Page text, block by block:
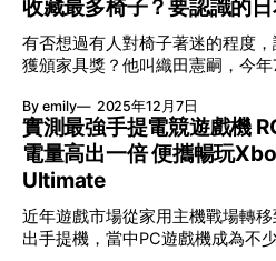
溢暖意。
拍出來的效果更加有趣。來到香
級餐廳，而是展露最貼地的一面
淨」的美食攝影來說幾乎是冒犯，
新鮮在香港的定義。
過一個重要的建築項目提案。 Frank Gehry亞洲首個未完全設
計概念 2000年代初，太古地產邀請Frank Gehry參與西九文化
區競賽，提議在中環發展文化設
他花了9個月時間完成設計，為金
藝術博物館提案，壯觀程度有如其
Museum Bilbao。若建成則會成為
目，可惜最終遭政府否決。 Frank Gehry提案遭政府否決？ 這
個不曾實現的設計是一座以鋼架
物館。建築由多個展廳及劇場空間
足當代世界級博物館需求並能盡
標要求需有天篷設計而太古拒絕改
收藏最多椅子？要認識的
有否想過有人對椅子著迷的程度
獲頒家具獎？他叫織田憲嗣，今
CHAIRS椅子研究室，至今已收藏
子，他還收藏近4,000件陶器，另
2萬件藏品。 織田憲嗣用7倍薪水買名椅！ 為何會花大輩子在
家具上？這大概受其父親影響。父
高島屋宣傳部工作時，織田憲嗣
30萬日圓，雖有9折優惠兼可分
By emily 2025年12月7日
實測最強手提電競遊戲機
電量高出一倍 便攜暢玩
Ultimate
近年遊戲市場從家用主機戰場轉
出手提機，當中PC遊戲機成為不